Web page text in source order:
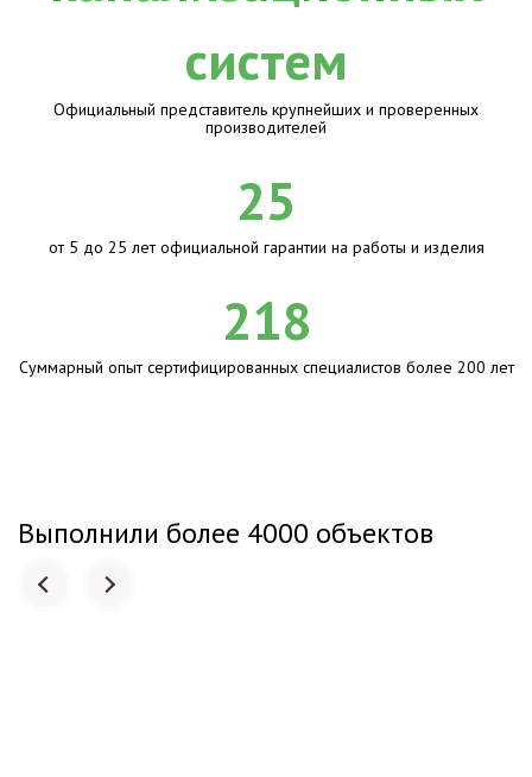
Официальный представитель крупнейших и проверенных
производителей
25
от 5 до 25 лет официальной гарантии на работы и изделия
218
Суммарный опыт сертифицированных специалистов более 200 лет
Выполнили более 4000 объектов